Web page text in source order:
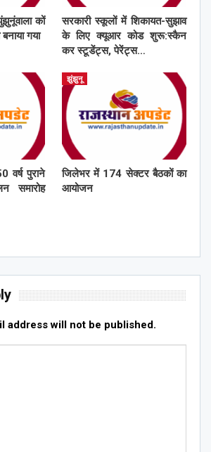
कों
गया
सरकारी स्कूलों में शिकायत-सुझाव
के लिए क्यूआर कोड शुरू:स्कैन
कर स्टूडेंट्स, पेरेंट्स…
वर्ष पुराने
समारोह
झुंझुनू
जिलेभर में 174 सेक्टर बैठकों का
आयोजन
address will not be published.